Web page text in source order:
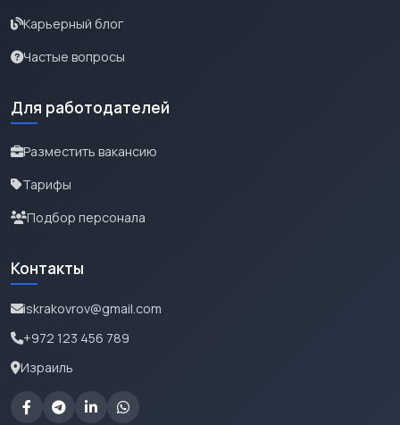
Карьерный блог
Частые вопросы
Для работодателей
Разместить вакансию
Тарифы
Подбор персонала
Контакты
iskrakovrov@gmail.com
+972 123 456 789
Израиль